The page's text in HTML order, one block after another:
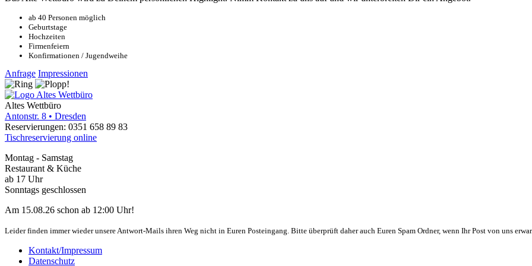
ab 40 Personen möglich
Geburtstage
Hochzeiten
Firmenfeiern
Konfirmationen / Jugendweihe
Anfrage Impressionen
Altes Wettbüro
Antonstr. 8 • Dresden
Reservierungen: 0351 658 89 83
Tischreservierung online
Montag - Samstag
Restaurant & Küche
ab 17 Uhr
Sonntags geschlossen
Am 15.08.26 schon ab 12:00 Uhr!
Leider finden immer wieder unsere Antwort-Mails ihren Weg nicht in Euren Posteingang. Bitte überprüft daher auch Euren Spam Ordner, wenn Ihr Post von uns
Kontakt/Impressum
Datenschutz